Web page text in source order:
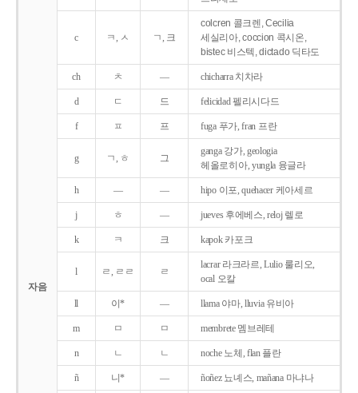
자음
c ㅋ, ㅅ ㄱ, 크
colcren 콜크렌, Cecilia
세실리아, coccion 콕시온,
bistec 비스텍, dictado 딕타도
ch ㅊ ― chicharra 치차라
d ㄷ 드 felicidad 펠리시다드
f ㅍ 프 fuga 푸가, fran 프란
g ㄱ, ㅎ 그
ganga 강가, geologia
헤올로히아, yungla 융글라
h ― ― hipo 이포, quehacer 케아세르
j ㅎ ― jueves 후에베스, reloj 렐로
k ㅋ 크 kapok 카포크
l ㄹ, ㄹㄹ ㄹ
lacrar 라크라르, Lulio 룰리오,
ocal 오칼
ll 이* ― llama 야마, lluvia 유비아
m ㅁ ㅁ membrete 멤브레테
n ㄴ ㄴ noche 노체, flan 플란
ñ 니* ― ñoñez 뇨녜스, mañana 마냐나